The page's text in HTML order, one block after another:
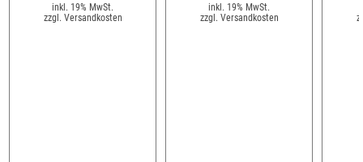
inkl. 19% MwSt.
zzgl. Versandkosten
inkl. 19% MwSt.
zzgl. Versandkosten